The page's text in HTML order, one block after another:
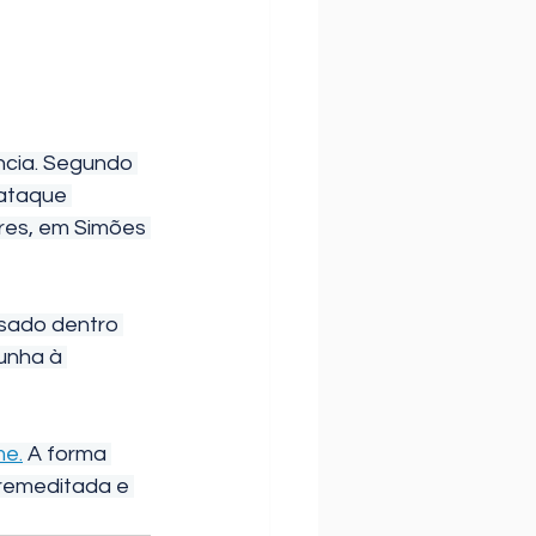
Segundo
em Simões
dentro
à
A forma
e